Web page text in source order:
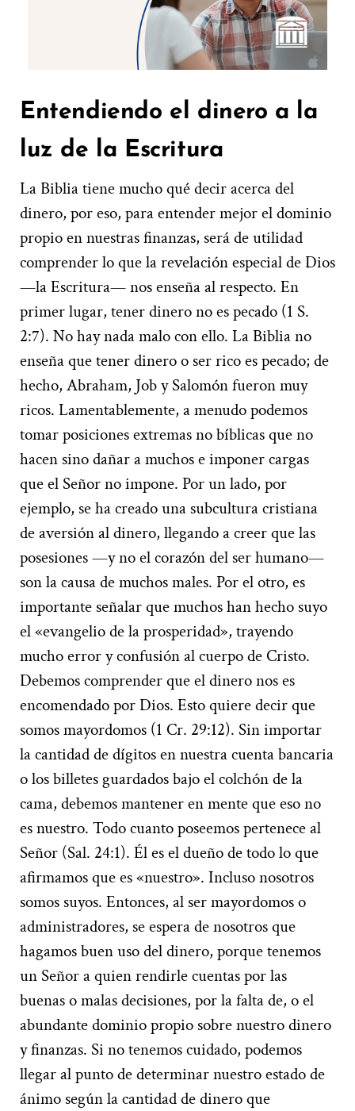
Entendiendo el dinero a la
luz de la Escritura
La Biblia tiene mucho qué decir acerca del
dinero, por eso, para entender mejor el dominio
propio en nuestras finanzas, será de utilidad
comprender lo que la revelación especial de Dios
—la Escritura— nos enseña al respecto. En
primer lugar, tener dinero no es pecado (1 S.
2:7). No hay nada malo con ello. La Biblia no
enseña que tener dinero o ser rico es pecado; de
hecho, Abraham, Job y Salomón fueron muy
ricos. Lamentablemente, a menudo podemos
tomar posiciones extremas no bíblicas que no
hacen sino dañar a muchos e imponer cargas
que el Señor no impone. Por un lado, por
ejemplo, se ha creado una subcultura cristiana
de aversión al dinero, llegando a creer que las
posesiones —y no el corazón del ser humano—
son la causa de muchos males. Por el otro, es
importante señalar que muchos han hecho suyo
el «evangelio de la prosperidad», trayendo
mucho error y confusión al cuerpo de Cristo.
Debemos comprender que el dinero nos es
encomendado por Dios. Esto quiere decir que
somos mayordomos (1 Cr. 29:12). Sin importar
la cantidad de dígitos en nuestra cuenta bancaria
o los billetes guardados bajo el colchón de la
cama, debemos mantener en mente que eso no
es nuestro. Todo cuanto poseemos pertenece al
Señor (Sal. 24:1). Él es el dueño de todo lo que
afirmamos que es «nuestro». Incluso nosotros
somos suyos. Entonces, al ser mayordomos o
administradores, se espera de nosotros que
hagamos buen uso del dinero, porque tenemos
un Señor a quien rendirle cuentas por las
buenas o malas decisiones, por la falta de, o el
abundante dominio propio sobre nuestro dinero
y finanzas. Si no tenemos cuidado, podemos
llegar al punto de determinar nuestro estado de
ánimo según la cantidad de dinero que